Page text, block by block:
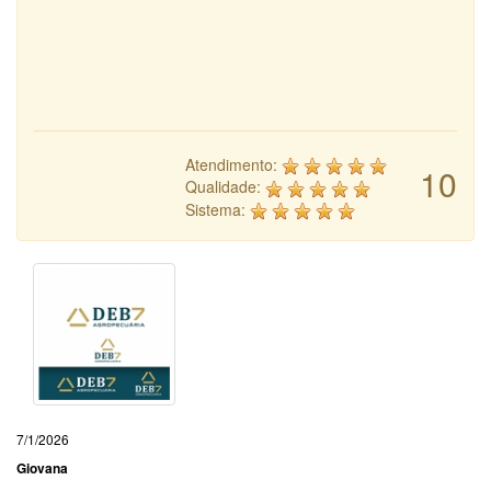
10
Atendimento:
Qualidade:
Sistema:
7/1/2026
Giovana